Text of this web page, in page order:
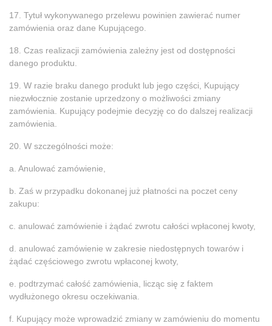
17. Tytuł wykonywanego przelewu powinien zawierać numer
zamówienia oraz dane Kupującego.
18. Czas realizacji zamówienia zależny jest od dostępności
danego produktu.
19. W razie braku danego produkt lub jego części, Kupujący
niezwłocznie zostanie uprzedzony o możliwości zmiany
zamówienia. Kupujący podejmie decyzję co do dalszej realizacji
zamówienia.
20. W szczególności może:
a. Anulować zamówienie,
b. Zaś w przypadku dokonanej już płatności na poczet ceny
zakupu:
c. anulować zamówienie i żądać zwrotu całości wpłaconej kwoty,
d. anulować zamówienie w zakresie niedostępnych towarów i
żądać częściowego zwrotu wpłaconej kwoty,
e. podtrzymać całość zamówienia, licząc się z faktem
wydłużonego okresu oczekiwania.
f. Kupujący może wprowadzić zmiany w zamówieniu do momentu